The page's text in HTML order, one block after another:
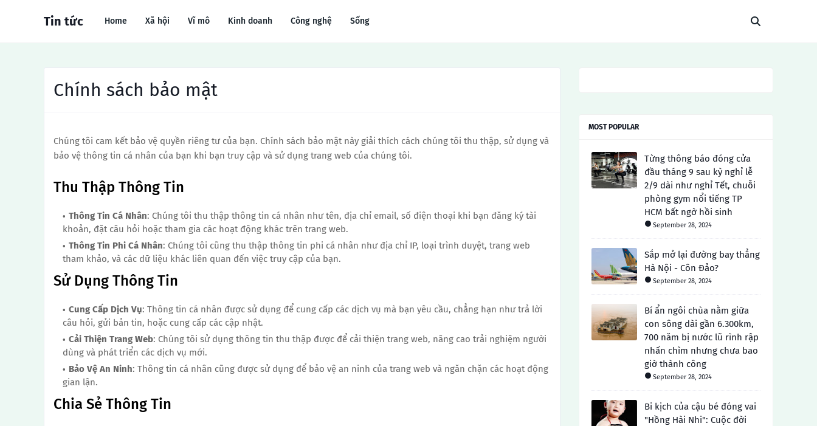
Tin tức Home Xã hội Vĩ mô Kinh doanh Công nghệ Sống
Chính sách bảo mật
Chúng tôi cam kết bảo vệ quyền riêng tư của bạn. Chính sách bảo mật này giải thích cách chúng tôi thu thập, sử dụng và
bảo vệ thông tin cá nhân của bạn khi bạn truy cập và sử dụng trang web của chúng tôi.
Thu Thập Thông Tin
Thông Tin Cá Nhân: Chúng tôi thu thập thông tin cá nhân như tên, địa chỉ email, số điện thoại khi bạn đăng ký tài
khoản, đặt câu hỏi hoặc tham gia các hoạt động khác trên trang web.
Thông Tin Phi Cá Nhân: Chúng tôi cũng thu thập thông tin phi cá nhân như địa chỉ IP, loại trình duyệt, trang web
tham khảo, và các dữ liệu khác liên quan đến việc truy cập của bạn.
Sử Dụng Thông Tin
Cung Cấp Dịch Vụ: Thông tin cá nhân được sử dụng để cung cấp các dịch vụ mà bạn yêu cầu, chẳng hạn như trả lời
câu hỏi, gửi bản tin, hoặc cung cấp các cập nhật.
Cải Thiện Trang Web: Chúng tôi sử dụng thông tin thu thập được để cải thiện trang web, nâng cao trải nghiệm người
dùng và phát triển các dịch vụ mới.
Bảo Vệ An Ninh: Thông tin cá nhân cũng được sử dụng để bảo vệ an ninh của trang web và ngăn chặn các hoạt động
gian lận.
Chia Sẻ Thông Tin
MOST POPULAR
Từng thông báo đóng cửa
đầu tháng 9 sau kỳ nghỉ lễ
2/9 dài như nghỉ Tết, chuỗi
phòng gym nổi tiếng TP
HCM bất ngờ hồi sinh
September 28, 2024
Sắp mở lại đường bay thẳng
Hà Nội - Côn Đảo?
September 28, 2024
Bí ẩn ngôi chùa nằm giữa
con sông dài gần 6.300km,
700 năm bị nước lũ rình rập
nhấn chìm nhưng chưa bao
giờ thành công
September 28, 2024
Bi kịch của cậu bé đóng vai
"Hồng Hài Nhi": Cuộc đời